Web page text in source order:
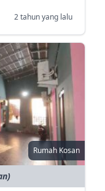
2 tahun yang lalu
Rumah Kosan